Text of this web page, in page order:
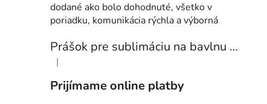
dodané ako bolo dohodnuté, všetko v
poriadku, komunikácia rýchla a výborná
Prášok pre sublimáciu na bavlnu 1 kg
Hodnotenie produktu je 5 z 5 hviezdičiek.
|
Prijímame online platby